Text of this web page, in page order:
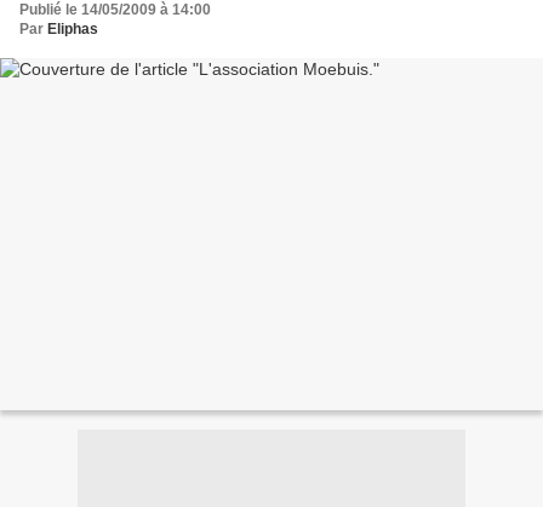
Publié le 14/05/2009 à 14:00
Par Eliphas